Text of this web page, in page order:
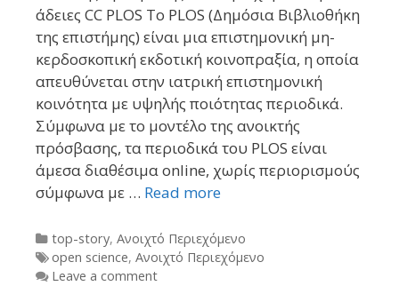
άδειες CC PLOS To PLOS (Δημόσια Βιβλιοθήκη
της επιστήμης) είναι μια επιστημονική μη-
κερδοσκοπική εκδοτική κοινοπραξία, η οποία
απευθύνεται στην ιατρική επιστημονική
κοινότητα με υψηλής ποιότητας περιοδικά.
Σύμφωνα με το μοντέλο της ανοικτής
πρόσβασης, τα περιοδικά του PLOS είναι
άμεσα διαθέσιμα online, χωρίς περιορισμούς
σύμφωνα με … Read more
Categories
top-story, Ανοιχτό Περιεχόμενο
Tags
open science, Ανοιχτό Περιεχόμενο
Leave a comment